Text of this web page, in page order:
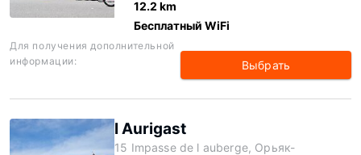
12.2 km
Бесплатный WiFi
Для получения дополнительной
информации:
Выбрать
l Aurigast
15 Impasse de l auberge, Орьяк-